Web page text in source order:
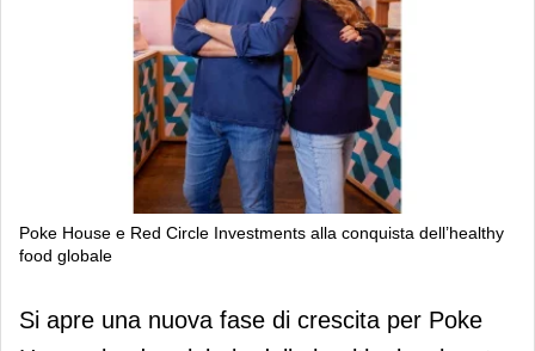
Poke House e Red Circle Investments alla conquista dell’healthy
food globale
Poke House e Red Circle Investments
alla conquista dell’healthy food
Si apre una nuova fase di crescita per Poke